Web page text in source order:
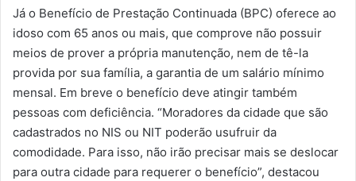
Já o Benefício de Prestação Continuada (BPC) oferece ao
idoso com 65 anos ou mais, que comprove não possuir
meios de prover a própria manutenção, nem de tê-la
provida por sua família, a garantia de um salário mínimo
mensal. Em breve o benefício deve atingir também
pessoas com deficiência. “Moradores da cidade que são
cadastrados no NIS ou NIT poderão usufruir da
comodidade. Para isso, não irão precisar mais se deslocar
para outra cidade para requerer o benefício”, destacou